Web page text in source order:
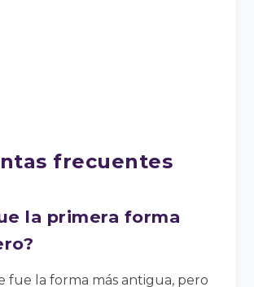
frecuentes
la primera forma
fue la forma más antigua, pero